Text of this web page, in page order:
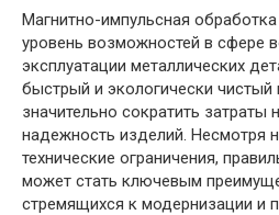
Магнитно-импульсная
уровень возможностей в сфере
эксплуатации металлических
быстрый и экологически чистый
значительно сократить затраты
надежность изделий. Несмотря
технические ограничения,
может стать ключевым
стремящихся к модернизации и